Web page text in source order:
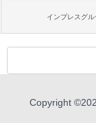
インプレスグル
Copyright ©